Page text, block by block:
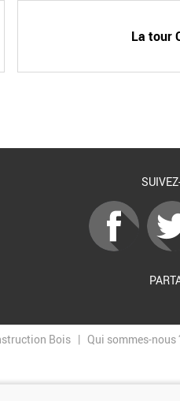
La tour
Bois Qui sommes-nous